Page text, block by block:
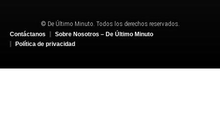
© De Último Minuto. Todos los derechos reservados.
Contáctanos
Sobre Nosotros – De Último Minuto
Política de privacidad